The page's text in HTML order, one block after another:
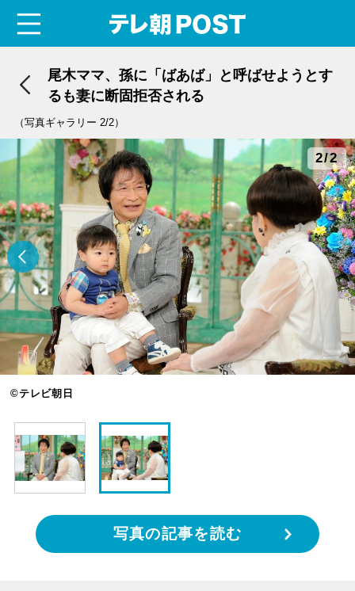
尾木ママ、孫に「ばあば」と呼ばせようとす
るも妻に断固拒否される
（写真ギャラリー 2/2）
2/2
©テレビ朝日
写真の記事を読む